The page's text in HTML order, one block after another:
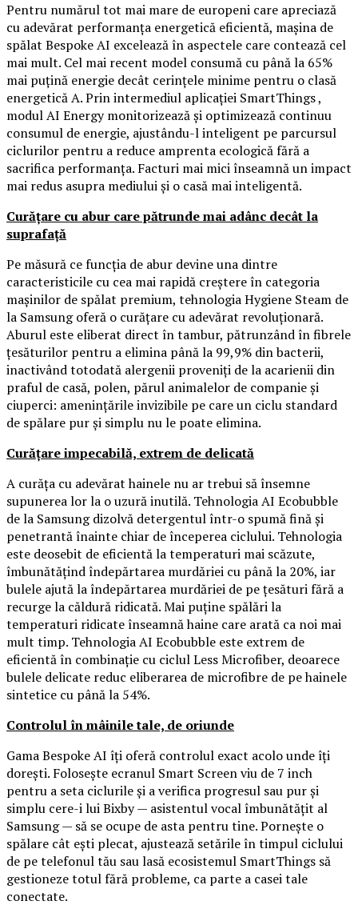
Pentru numărul tot mai mare de europeni care apreciază
cu adevărat performanța energetică eficientă, mașina de
spălat Bespoke AI excelează în aspectele care contează cel
mai mult. Cel mai recent model consumă cu până la 65%
mai puțină energie decât cerințele minime pentru o clasă
energetică A. Prin intermediul aplicației SmartThings ,
modul AI Energy monitorizează și optimizează continuu
consumul de energie, ajustându-l inteligent pe parcursul
ciclurilor pentru a reduce amprenta ecologică fără a
sacrifica performanța. Facturi mai mici înseamnă un impact
mai redus asupra mediului și o casă mai inteligentă.
Curățare cu abur care pătrunde mai adânc decât la
suprafață
Pe măsură ce funcția de abur devine una dintre
caracteristicile cu cea mai rapidă creștere în categoria
mașinilor de spălat premium, tehnologia Hygiene Steam de
la Samsung oferă o curățare cu adevărat revoluționară.
Aburul este eliberat direct în tambur, pătrunzând în fibrele
țesăturilor pentru a elimina până la 99,9% din bacterii,
inactivând totodată alergenii proveniți de la acarienii din
praful de casă, polen, părul animalelor de companie și
ciuperci: amenințările invizibile pe care un ciclu standard
de spălare pur și simplu nu le poate elimina.
Curățare impecabilă, extrem de delicată
A curăța cu adevărat hainele nu ar trebui să însemne
supunerea lor la o uzură inutilă. Tehnologia AI Ecobubble
de la Samsung dizolvă detergentul într-o spumă fină și
penetrantă înainte chiar de începerea ciclului. Tehnologia
este deosebit de eficientă la temperaturi mai scăzute,
îmbunătățind îndepărtarea murdăriei cu până la 20%, iar
bulele ajută la îndepărtarea murdăriei de pe țesături fără a
recurge la căldură ridicată. Mai puține spălări la
temperaturi ridicate înseamnă haine care arată ca noi mai
mult timp. Tehnologia AI Ecobubble este extrem de
eficientă în combinație cu ciclul Less Microfiber, deoarece
bulele delicate reduc eliberarea de microfibre de pe hainele
sintetice cu până la 54%.
Controlul în mâinile tale, de oriunde
Gama Bespoke AI îți oferă controlul exact acolo unde îți
dorești. Folosește ecranul Smart Screen viu de 7 inch
pentru a seta ciclurile și a verifica progresul sau pur și
simplu cere-i lui Bixby — asistentul vocal îmbunătățit al
Samsung — să se ocupe de asta pentru tine. Pornește o
spălare cât ești plecat, ajustează setările în timpul ciclului
de pe telefonul tău sau lasă ecosistemul SmartThings să
gestioneze totul fără probleme, ca parte a casei tale
conectate.